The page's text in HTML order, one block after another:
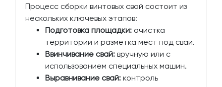
Процесс сборки винтовых свай состоит из
нескольких ключевых этапов:
Подготовка площадки: очистка
территории и разметка мест под сваи.
Ввинчивание свай: вручную или с
использованием специальных машин.
Выравнивание свай: контроль